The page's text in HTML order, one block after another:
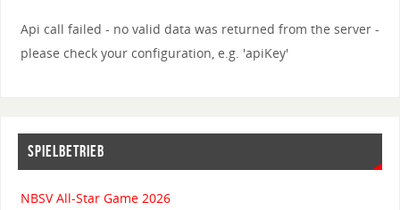
Api call failed - no valid data was returned from the server -
please check your configuration, e.g. 'apiKey'
SPIELBETRIEB
NBSV All-Star Game 2026